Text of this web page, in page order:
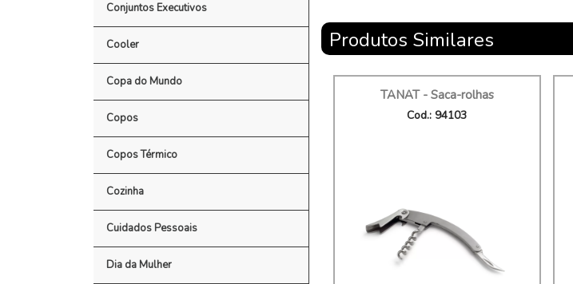
Conjuntos Executivos
Cooler
Copa do Mundo
Copos
Copos Térmico
Cozinha
Cuidados Pessoais
Dia da Mulher
Produtos Similares
TANAT - Saca-rolhas
Cod.: 94103